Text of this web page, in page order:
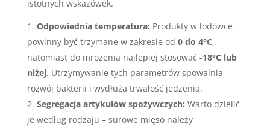
istotnych wskazówek.
Odpowiednia temperatura: Produkty w lodówce
powinny być trzymane w zakresie od 0 do 4°C,
natomiast do mrożenia najlepiej stosować -18°C lub
niżej. Utrzymywanie tych parametrów spowalnia
rozwój bakterii i wydłuża trwałość jedzenia.
Segregacja artykułów spożywczych: Warto dzielić
je według rodzaju – surowe mięso należy